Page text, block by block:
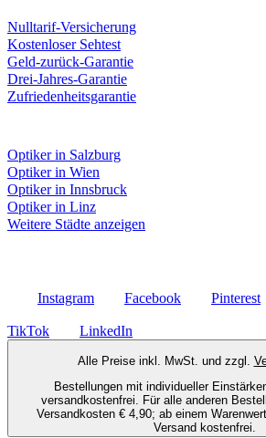
Nulltarif-Versicherung
Kostenloser Sehtest
Geld-zurück-Garantie
Drei-Jahres-Garantie
Zufriedenheitsgarantie
Optiker in Salzburg
Optiker in Wien
Optiker in Innsbruck
Optiker in Linz
Weitere Städte anzeigen
Instagram Facebook Pinterest
TikTok LinkedIn
Alle Preise inkl. MwSt. und zzgl.
Bestellungen mit individueller
versandkostenfrei. Für alle anderen
Versandkosten € 4,90; ab einem
Versand kostenfrei.